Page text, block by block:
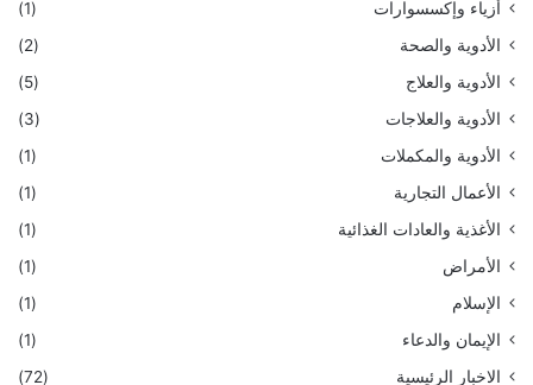
أزياء وإكسسوارات
(1)
الأدوية والصحة
(2)
الأدوية والعلاج
(5)
الأدوية والعلاجات
(3)
الأدوية والمكملات
(1)
الأعمال التجارية
(1)
الأغذية والعادات الغذائية
(1)
الأمراض
(1)
الإسلام
(1)
الإيمان والدعاء
(1)
الاخبار الرئيسية
(72)